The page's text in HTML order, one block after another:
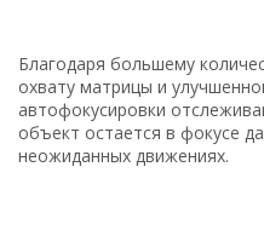
Благодаря большему
охвату матрицы и
автофокусировки
объект остается в фокусе
неожиданных движениях.